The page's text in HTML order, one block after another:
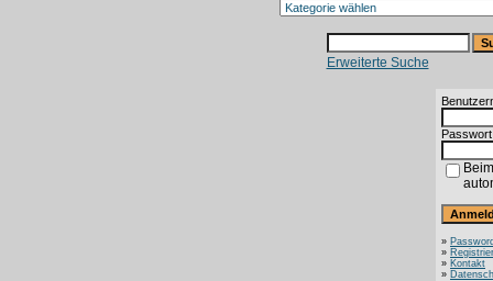
Erweiterte Suche
»
»
» Kontakt
»